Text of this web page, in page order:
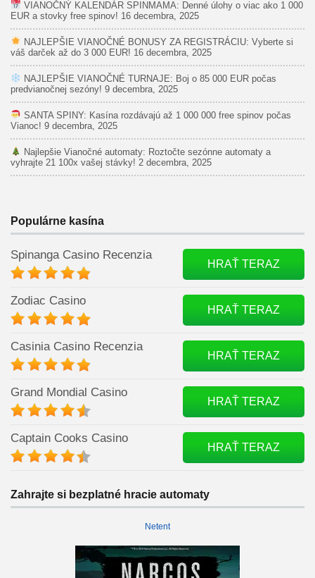
VIANOČNÝ KALENDÁR SPINMAMA: Denné úlohy o viac ako 1 000
EUR a stovky free spinov! 16 decembra, 2025
NAJLEPŠIE VIANOČNÉ BONUSY ZA REGISTRÁCIU: Vyberte si
váš darček až do 3 000 EUR! 16 decembra, 2025
NAJLEPŠIE VIANOČNÉ TURNAJE: Boj o 85 000 EUR počas
predvianočnej sezóny! 9 decembra, 2025
SANTA SPINY: Kasína rozdávajú až 1 000 000 free spinov počas
Vianoc! 9 decembra, 2025
Najlepšie Vianočné automaty: Roztočte sezónne automaty a
vyhrajte 21 100x vašej stávky! 2 decembra, 2025
Populárne kasína
Spinanga Casino Recenzia
HRAŤ TERAZ
Zodiac Casino
HRAŤ TERAZ
Casinia Casino Recenzia
HRAŤ TERAZ
Grand Mondial Casino
HRAŤ TERAZ
Captain Cooks Casino
HRAŤ TERAZ
Zahrajte si bezplatné hracie automaty
Netent